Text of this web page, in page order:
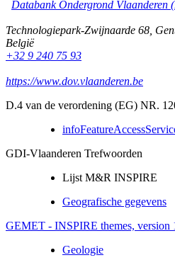
Databank Ondergrond Vlaanderen
Technologiepark-Zwijnaarde 68
België
+32 9 240 75 93
https://www.dov.vlaanderen.be
D.4 van de verordening (EG) NR.
GDI-Vlaanderen Trefwoorden
Lijst M&R INSPIRE
Geografische gegevens
GEMET - INSPIRE themes, version
Geologie